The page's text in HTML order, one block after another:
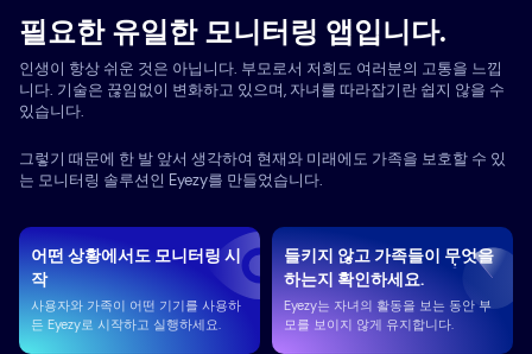
필요한 유일한 모니터링 앱입니다.
인생이 항상 쉬운 것은 아닙니다. 부모로서 저희도 여러분의 고통을 느낍
니다. 기술은 끊임없이 변화하고 있으며, 자녀를 따라잡기란 쉽지 않을 수
있습니다.
그렇기 때문에 한 발 앞서 생각하여 현재와 미래에도 가족을 보호할 수 있
는 모니터링 솔루션인 Eyezy를 만들었습니다.
어떤 상황에서도 모니터링 시
작
사용자와 가족이 어떤 기기를 사용하
든 Eyezy로 시작하고 실행하세요.
들키지 않고 가족들이 무엇을
하는지 확인하세요.
Eyezy는 자녀의 활동을 보는 동안 부
모를 보이지 않게 유지합니다.